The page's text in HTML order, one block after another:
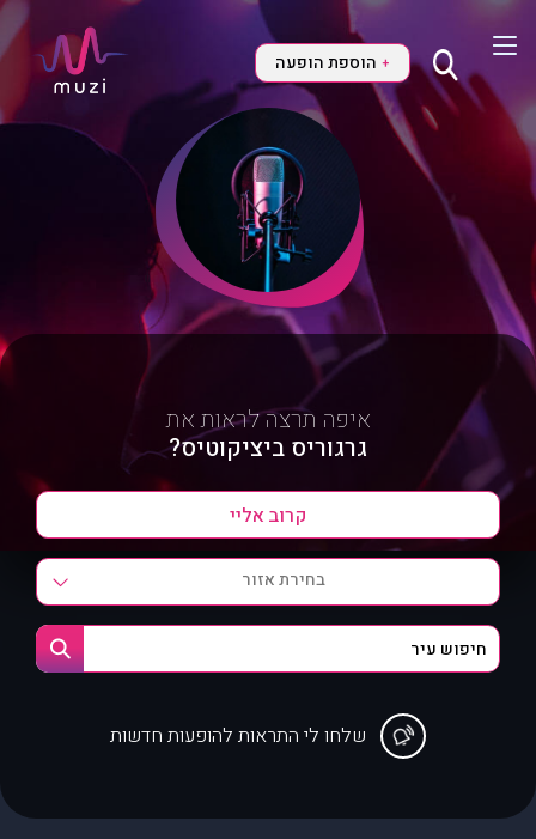
+ הוספת הופעה
איפה תרצה לראות את
גרגוריס ביציקוטיס?
בחירת אזור
שלחו לי התראות להופעות חדשות